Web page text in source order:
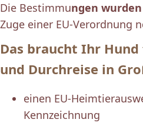
Die Bestimmungen
Zuge einer EU-Verordnung
Das braucht Ihr
und Durchreise in
einen EU-
Kennzeichnung